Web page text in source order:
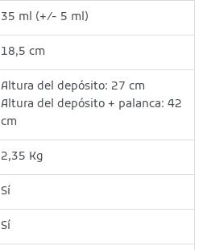
35 ml (+/- 5 ml)
18,5 cm
Altura del depósito: 27 cm
Altura del depósito + palanca: 42
cm
2,35 Kg
Sí
Sí